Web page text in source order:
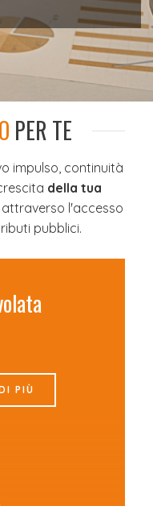
PER TE
impulso, continuità
della tua
attraverso l'accesso
pubblici.
PIÙ